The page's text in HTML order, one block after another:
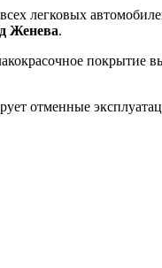
легковых
Женева.
покрытие
отменные